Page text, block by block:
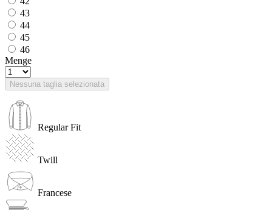
43
44
45
46
Menge
Nessuna taglia selezionata
Regular Fit
Twill
Francese